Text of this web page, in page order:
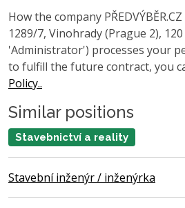
How the company
1289/7, Vinohrady (Prague 2),
'Administrator') processes your
to fulfill the future contract, you
Policy..
Similar positions
Stavebnictví a reality
Stavební inženýr / inženýrka